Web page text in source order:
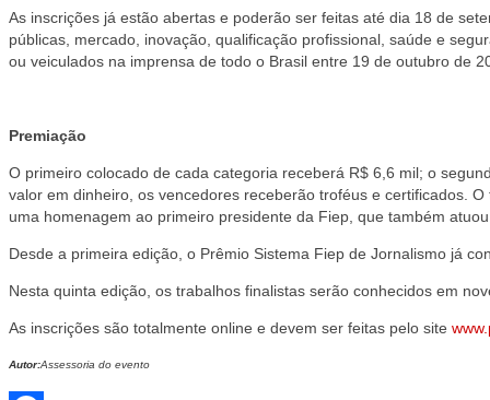
As inscrições já estão abertas e poderão ser feitas até dia 18 de
públicas, mercado, inovação, qualificação profissional, saúde e
ou veiculados na imprensa de todo o Brasil entre 19 de outubro de
Premiação
O primeiro colocado de cada categoria receberá R$ 6,6 mil; o
valor em dinheiro, os vencedores receberão troféus e certificados.
uma homenagem ao primeiro presidente da Fiep, que também atuou
Desde a primeira edição, o Prêmio Sistema Fiep de Jornalismo já
Nesta quinta edição, os trabalhos finalistas serão conhecidos em
As inscrições são totalmente online e devem ser feitas pelo site
Autor:Assessoria do evento